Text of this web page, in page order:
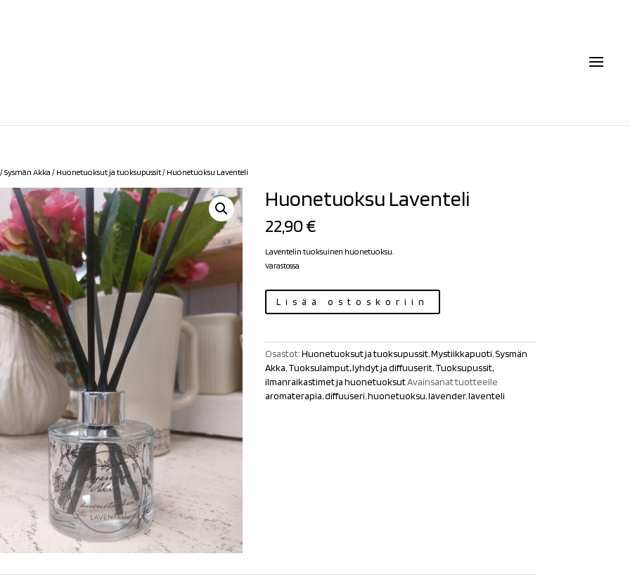
Sysmän Akka / Huonetuoksut ja tuoksupussit/ Huonetuoksu Laventeli
Huonetuoksu Laventeli
22,90€
Laventelin tuoksuinen huonetuoksu.
Varastossa
Laventeli
Lisää ostoskoriin
Osastot:Huonetuoksut ja tuoksupussit,Mystiikkapuoti,Sysmän
Akka,Tuoksulamput, lyhdyt ja diffuuserit,Tuoksupussit,
ilmanraikastimet ja huonetuoksutAvainsanat tuotteelle
aromaterapia,diffuuseri,huonetuoksu,lavender,laventeli